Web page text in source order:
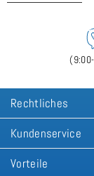
Rechtliches
Kundenservice
Vorteile